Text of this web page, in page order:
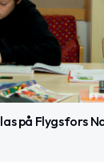
på Flygsfors